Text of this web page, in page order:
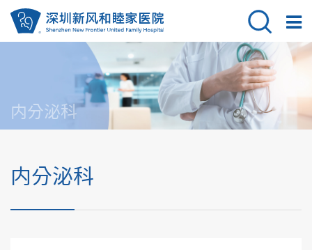
内分泌科
内分泌科